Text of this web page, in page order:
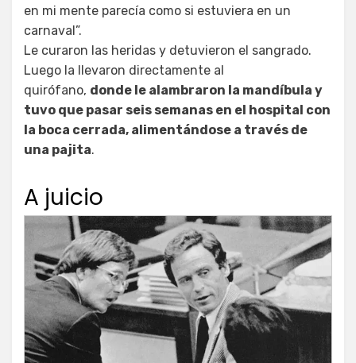
en mi mente parecía como si estuviera en un
carnaval”.
Le curaron las heridas y detuvieron el sangrado.
Luego la llevaron directamente al
quirófano, donde le alambraron la mandíbula y
tuvo que pasar seis semanas en el hospital con
la boca cerrada, alimentándose a través de
una pajita.
A juicio